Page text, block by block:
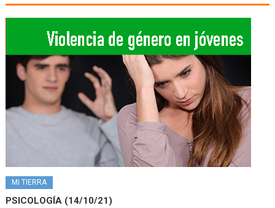
MI TIERRA
PSICOLOGÍA (14/10/21)